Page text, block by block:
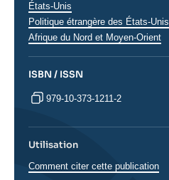
États-Unis
Politique étrangère des États-Unis
Afrique du Nord et Moyen-Orient
ISBN / ISSN
979-10-373-1211-2
Utilisation
Comment citer cette publication